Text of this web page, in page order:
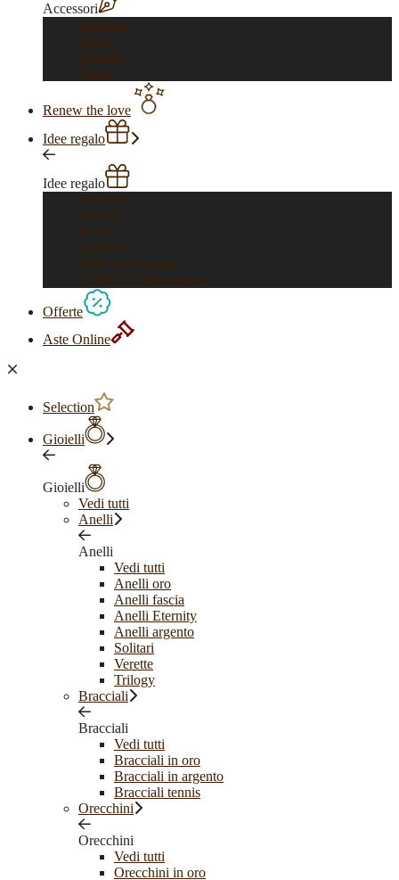
Accessori
Vedi tutti
Spille
Gemelli
Penne
Renew the love
Idee regalo
Idee regalo
Vedi tutti
Per lui
Per lei
Bambini
Feste e ricorrenze
Anelli di fidanzamento
Offerte
Aste Online
Selection
Gioielli
Gioielli
Vedi tutti
Anelli
Anelli
Vedi tutti
Anelli oro
Anelli fascia
Anelli Eternity
Anelli argento
Solitari
Verette
Trilogy
Bracciali
Bracciali
Vedi tutti
Bracciali in oro
Bracciali in argento
Bracciali tennis
Orecchini
Orecchini
Vedi tutti
Orecchini in oro